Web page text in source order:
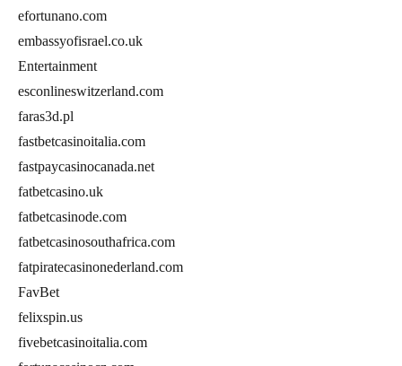
efortunano.com
embassyofisrael.co.uk
Entertainment
esconlineswitzerland.com
faras3d.pl
fastbetcasinoitalia.com
fastpaycasinocanada.net
fatbetcasino.uk
fatbetcasinode.com
fatbetcasinosouthafrica.com
fatpiratecasinonederland.com
FavBet
felixspin.us
fivebetcasinoitalia.com